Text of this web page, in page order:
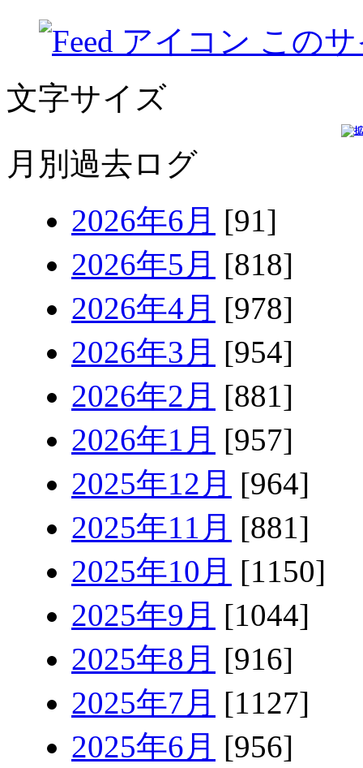
この
文字サイズ
月別過去ログ
2026年6月 [91]
2026年5月 [818]
2026年4月 [978]
2026年3月 [954]
2026年2月 [881]
2026年1月 [957]
2025年12月 [964]
2025年11月 [881]
2025年10月 [1150]
2025年9月 [1044]
2025年8月 [916]
2025年7月 [1127]
2025年6月 [956]